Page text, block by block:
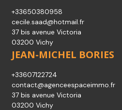
+33650380958
cecile.saad@hotmail.fr
37 bis avenue Victoria
03200 Vichy
JEAN-MICHEL BORIES
+33607122724
contact@agenceespaceimmo.fr
37 bis avenue Victoria
03200 Vichy